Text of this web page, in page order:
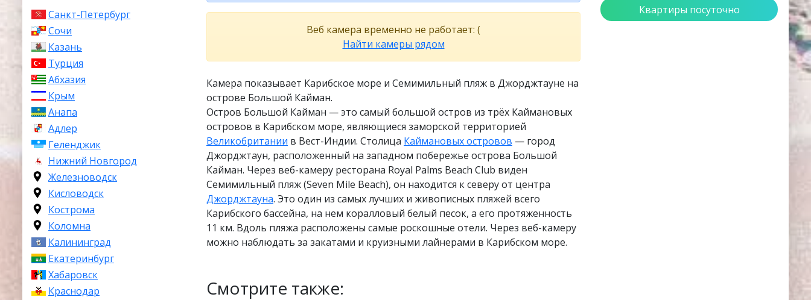
Санкт-Петербург
Сочи
Казань
Турция
Абхазия
Крым
Анапа
Адлер
Геленджик
Нижний Новгород
Железноводск
Кисловодск
Кострома
Коломна
Калининград
Екатеринбург
Хабаровск
Краснодар
Веб камера временно не работает: (
Найти камеры рядом
Камера показывает Карибское море и Семимильный пляж в Джорджтауне на
острове Большой Кайман.
Остров Большой Кайман — это самый большой остров из трёх Каймановых
островов в Карибском море, являющиеся заморской территорией
Великобритании в Вест-Индии. Столица Каймановых островов — город
Джорджтаун, расположенный на западном побережье острова Большой
Кайман. Через веб-камеру ресторана Royal Palms Beach Club виден
Семимильный пляж (Seven Mile Beach), он находится к северу от центра
Джорджтауна. Это один из самых лучших и живописных пляжей всего
Карибского бассейна, на нем коралловый белый песок, а его протяженность
11 км. Вдоль пляжа расположены самые роскошные отели. Через веб-камеру
можно наблюдать за закатами и круизными лайнерами в Карибском море.
Смотрите также:
Квартиры посуточно